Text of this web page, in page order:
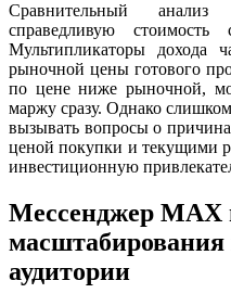
Сравнительный
справедливую
Мультипликаторы дохода
рыночной цены готового
по цене ниже рыночной,
маржу сразу. Однако
вызывать вопросы о
ценой покупки и текущими
инвестиционную
Мессенджер MAX
аудитории